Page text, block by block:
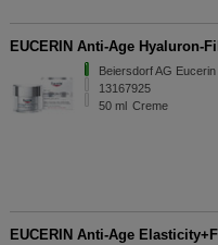
EUCERIN Anti-Age Hyaluron-
Beiersdorf AG Eucerin
13167925
50 ml Creme
EUCERIN Anti-Age